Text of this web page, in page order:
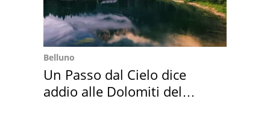
Belluno
Un Passo dal Cielo dice
addio alle Dolomiti del